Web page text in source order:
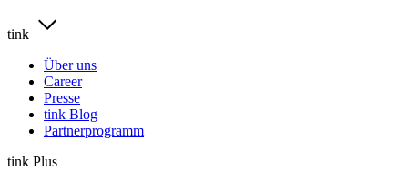
tink
Über uns
Career
Presse
tink Blog
Partnerprogramm
tink Plus